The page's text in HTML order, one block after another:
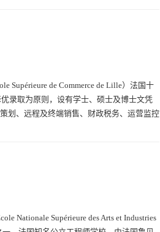
Supérieure de Commerce de Lille）法国十
录取为原则，设有学士、硕士及博士文凭
划、远程及终端销售、财政税务、运营监控
Nationale Supérieure des Arts et Industries